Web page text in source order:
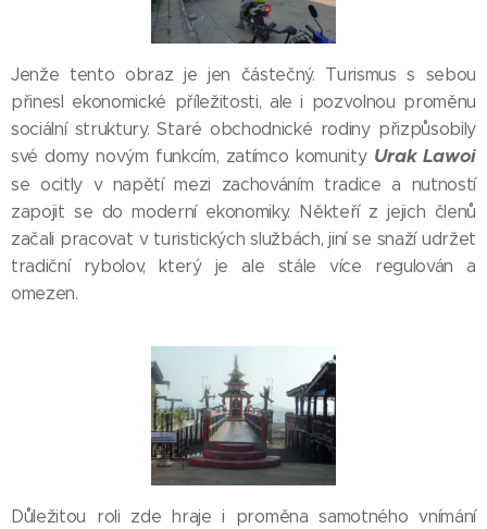
Jenže tento obraz je jen částečný. Turismus s sebou
přinesl ekonomické příležitosti, ale i pozvolnou proměnu
sociální struktury. Staré obchodnické rodiny přizpůsobily
své domy novým funkcím, zatímco komunity Urak Lawoi
se ocitly v napětí mezi zachováním tradice a nutností
zapojit se do moderní ekonomiky. Někteří z jejich členů
začali pracovat v turistických službách, jiní se snaží udržet
tradiční rybolov, který je ale stále více regulován a
omezen.
Důležitou roli zde hraje i proměna samotného vnímání